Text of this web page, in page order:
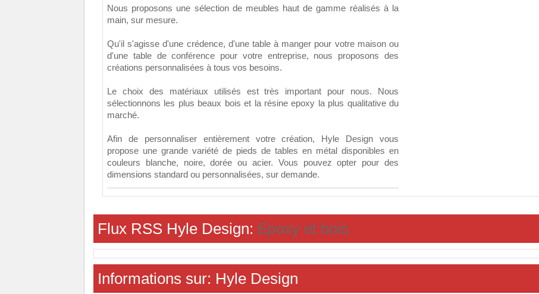
Nous proposons une sélection de meubles haut de gamme réalisés à la
main, sur mesure.
Qu'il s'agisse d'une crédence, d'une table à manger pour votre maison ou
d'une table de conférence pour votre entreprise, nous proposons des
créations personnalisées à tous vos besoins.
Le choix des matériaux utilisés est très important pour nous. Nous
sélectionnons les plus beaux bois et la résine epoxy la plus qualitative du
marché.
Afin de personnaliser entièrement votre création, Hyle Design vous
propose une grande variété de pieds de tables en métal disponibles en
couleurs blanche, noire, dorée ou acier. Vous pouvez opter pour des
dimensions standard ou personnalisées, sur demande.
Flux RSS Hyle Design: Epoxy et bois
Informations sur: Hyle Design